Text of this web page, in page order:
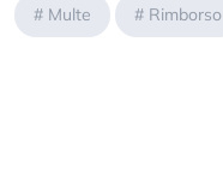
# Multe # Rimborso